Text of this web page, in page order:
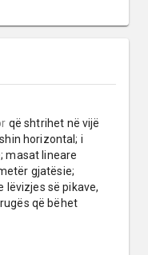
që shtrihet në vijë
horizontal; i
masat lineare
gjatësie;
lëvizjes së pikave,
që bëhet